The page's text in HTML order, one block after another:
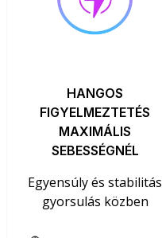
HANGOS
FIGYELMEZTETÉS
MAXIMÁLIS
SEBESSÉGNÉL
Egyensúly és stabilitás
gyorsulás közben